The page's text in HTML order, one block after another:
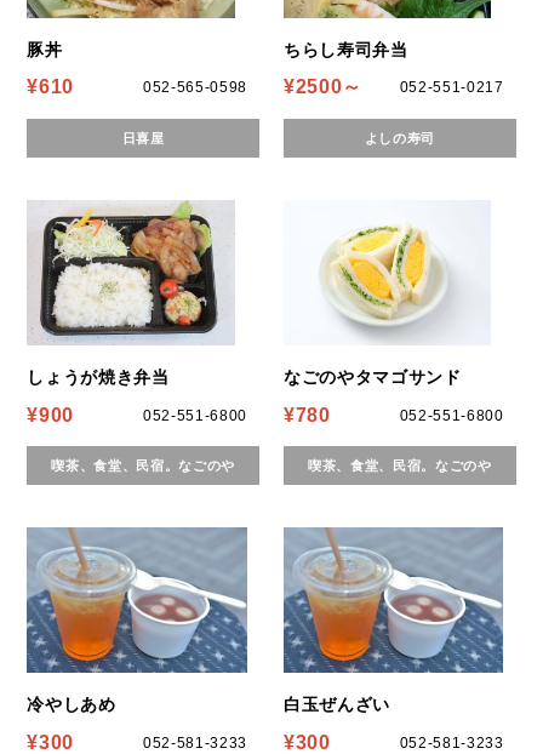
豚丼
¥610 052-565-0598
日喜屋
ちらし寿司弁当
¥2500～ 052-551-0217
よしの寿司
しょうが焼き弁当
¥900 052-551-6800
喫茶、食堂、民宿。なごのや
なごのやタマゴサンド
¥780 052-551-6800
喫茶、食堂、民宿。なごのや
冷やしあめ
¥300 052-581-3233
白玉ぜんざい
¥300 052-581-3233